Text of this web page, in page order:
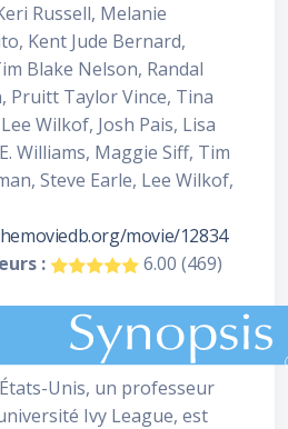
Russell, Melanie
Kent Jude Bernard,
Blake Nelson, Randal
Pruitt Taylor Vince, Tina
Wilkof, Josh Pais, Lisa
Williams, Maggie Siff, Tim
Steve Earle, Lee Wilkof,
movie/12834
:
6.00 (469)
Unis, un professeur
Ivy League, est